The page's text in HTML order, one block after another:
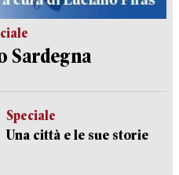
Sardegna
Speciale
Una città e le sue storie